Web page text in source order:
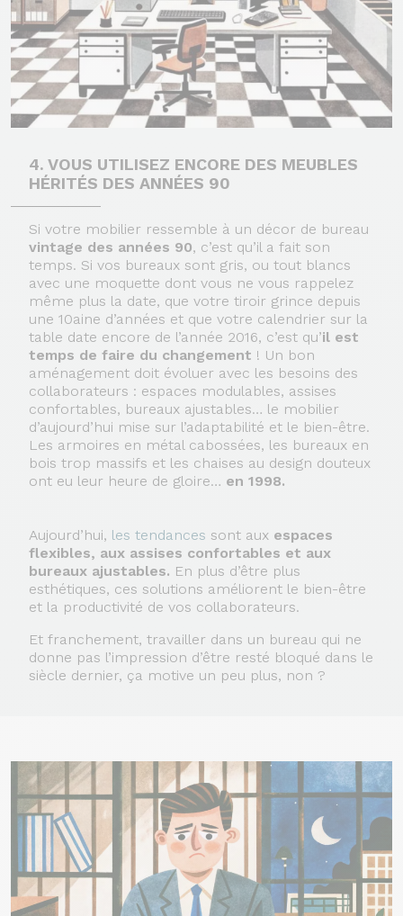
4. VOUS UTILISEZ ENCORE DES MEUBLES
HÉRITÉS DES ANNÉES 90
Si votre mobilier ressemble à un décor de bureau
vintage des années 90, c’est qu’il a fait son
temps. Si vos bureaux sont gris, ou tout blancs
avec une moquette dont vous ne vous rappelez
même plus la date, que votre tiroir grince depuis
une 10aine d’années et que votre calendrier sur la
table date encore de l’année 2016, c’est qu’il est
temps de faire du changement ! Un bon
aménagement doit évoluer avec les besoins des
collaborateurs : espaces modulables, assises
confortables, bureaux ajustables… le mobilier
d’aujourd’hui mise sur l’adaptabilité et le bien-être.
Les armoires en métal cabossées, les bureaux en
bois trop massifs et les chaises au design douteux
ont eu leur heure de gloire… en 1998.
Aujourd’hui, les tendances sont aux espaces
flexibles, aux assises confortables et aux
bureaux ajustables. En plus d’être plus
esthétiques, ces solutions améliorent le bien-être
et la productivité de vos collaborateurs.
Et franchement, travailler dans un bureau qui ne
donne pas l’impression d’être resté bloqué dans le
siècle dernier, ça motive un peu plus, non ?